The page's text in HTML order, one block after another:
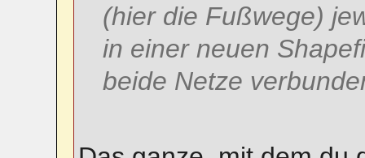
(hier die Fußwege)
in einer neuen
beide Netze